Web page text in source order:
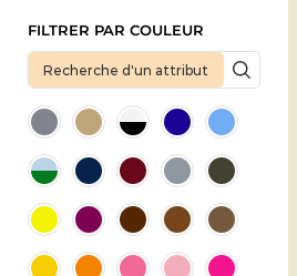
FILTRER PAR COULEUR